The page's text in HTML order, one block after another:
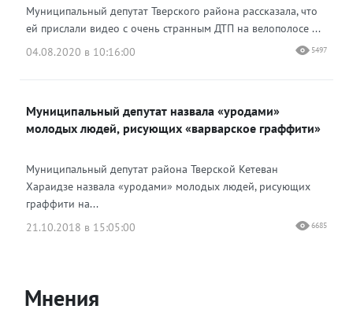
Муниципальный депутат Тверского района рассказала, что
ей прислали видео с очень странным ДТП на велополосе ...
04.08.2020 в 10:16:00
5497
Муниципальный депутат назвала «уродами»
молодых людей, рисующих «варварское граффити»
Муниципальный депутат района Тверской Кетеван
Хараидзе назвала «уродами» молодых людей, рисующих
граффити на...
21.10.2018 в 15:05:00
6685
Мнения